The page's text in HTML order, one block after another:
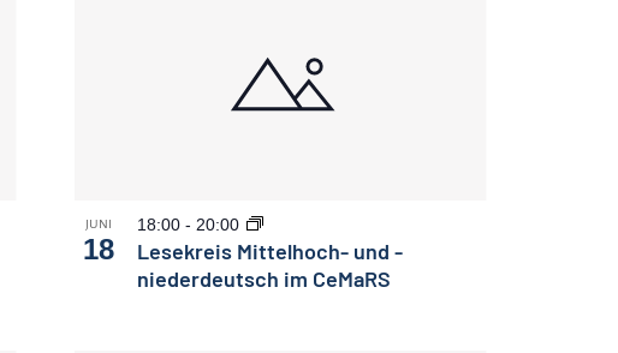
JUNI
18
Lesekreis Mittelhoch- und -
niederdeutsch im CeMaRS
18:00 - 20:00